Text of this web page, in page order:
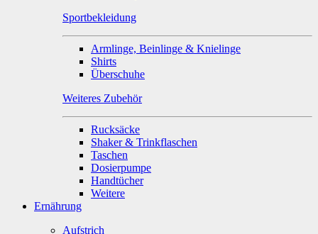
Sportbekleidung
Armlinge, Beinlinge & Knielinge
Shirts
Überschuhe
Weiteres Zubehör
Rucksäcke
Shaker & Trinkflaschen
Taschen
Dosierpumpe
Handtücher
Weitere
Ernährung
Aufstrich